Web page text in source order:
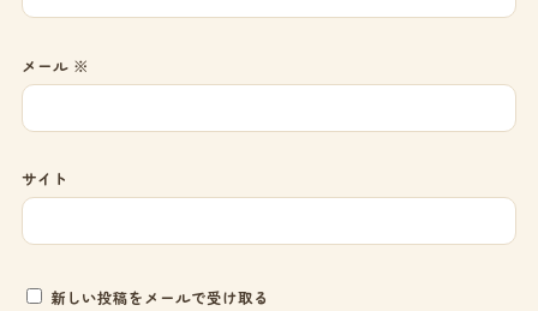
メール ※
サイト
新しい投稿をメールで受け取る